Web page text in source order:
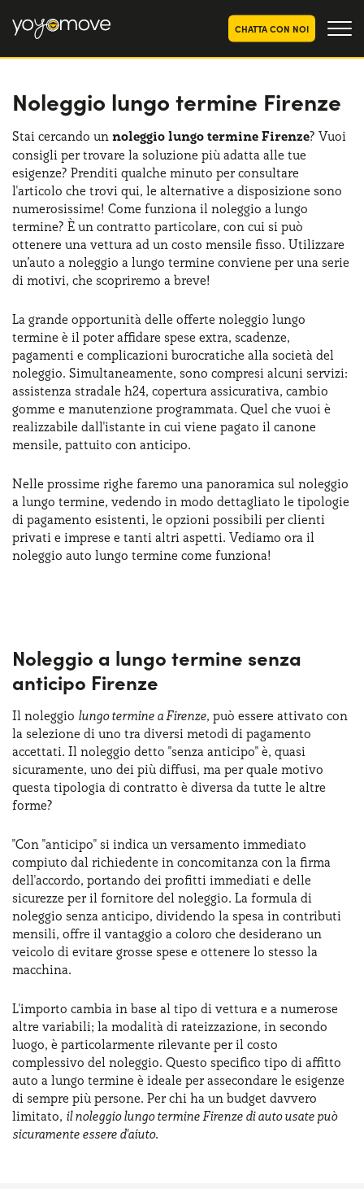
CHATTA CON NOI
OFFERTE NOLEGGIO
LUNGO TERMINE
Aziende e P.IVA
OFFERTE NOLEGGIO
AUTO USATE
CHI SIAMO
La nostra storia
Lavora con noi
COME FUNZIONA
PERCHÉ CONVIENE
SCEGLI UN PAESE
Serve assistenza? 800595799
Noleggio lungo termine Firenze
Stai cercando un noleggio lungo termine Firenze? Vuoi
consigli per trovare la soluzione più adatta alle tue
esigenze? Prenditi qualche minuto per consultare
l'articolo che trovi qui, le alternative a disposizione sono
numerosissime! Come funziona il noleggio a lungo
termine? È un contratto particolare, con cui si può
ottenere una vettura ad un costo mensile fisso. Utilizzare
un’auto a noleggio a lungo termine conviene per una serie
di motivi, che scopriremo a breve!
La grande opportunità delle offerte noleggio lungo
termine è il poter affidare spese extra, scadenze,
pagamenti e complicazioni burocratiche alla società del
noleggio. Simultaneamente, sono compresi alcuni servizi:
assistenza stradale h24, copertura assicurativa, cambio
gomme e manutenzione programmata. Quel che vuoi è
realizzabile dall'istante in cui viene pagato il canone
mensile, pattuito con anticipo.
Nelle prossime righe faremo una panoramica sul noleggio
a lungo termine, vedendo in modo dettagliato le tipologie
di pagamento esistenti, le opzioni possibili per clienti
privati e imprese e tanti altri aspetti. Vediamo ora il
noleggio auto lungo termine come funziona!
Noleggio a lungo termine senza
anticipo Firenze
Il noleggio lungo termine a Firenze, può essere attivato con
la selezione di uno tra diversi metodi di pagamento
accettati. Il noleggio detto "senza anticipo" è, quasi
sicuramente, uno dei più diffusi, ma per quale motivo
questa tipologia di contratto è diversa da tutte le altre
forme?
"Con "anticipo" si indica un versamento immediato
compiuto dal richiedente in concomitanza con la firma
dell'accordo, portando dei profitti immediati e delle
sicurezze per il fornitore del noleggio. La formula di
noleggio senza anticipo, dividendo la spesa in contributi
mensili, offre il vantaggio a coloro che desiderano un
veicolo di evitare grosse spese e ottenere lo stesso la
macchina.
L'importo cambia in base al tipo di vettura e a numerose
altre variabili; la modalità di rateizzazione, in secondo
luogo, è particolarmente rilevante per il costo
complessivo del noleggio. Questo specifico tipo di affitto
auto a lungo termine è ideale per assecondare le esigenze
di sempre più persone. Per chi ha un budget davvero
limitato, il noleggio lungo termine Firenze di auto usate può
sicuramente essere d'aiuto.